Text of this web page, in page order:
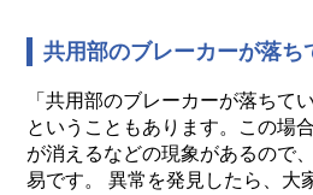
共用部のブレーカーが落ち
「共用部のブレーカーが落ちて
ということもあります。この場
が消えるなどの現象があるので
易です。 異常を発見したら、大